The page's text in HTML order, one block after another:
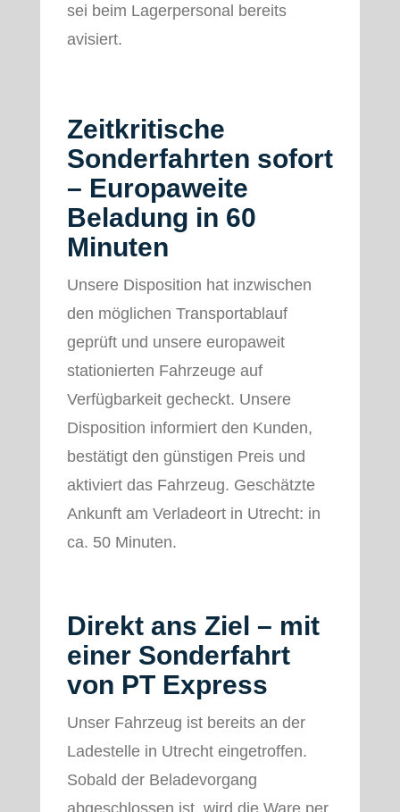
sei beim Lagerpersonal bereits
avisiert.
Zeitkritische
Sonderfahrten sofort
– Europaweite
Beladung in 60
Minuten
Unsere Disposition hat inzwischen
den möglichen Transportablauf
geprüft und unsere europaweit
stationierten Fahrzeuge auf
Verfügbarkeit gecheckt. Unsere
Disposition informiert den Kunden,
bestätigt den günstigen Preis und
aktiviert das Fahrzeug. Geschätzte
Ankunft am Verladeort in Utrecht: in
ca. 50 Minuten.
Direkt ans Ziel – mit
einer Sonderfahrt
von PT Express
Unser Fahrzeug ist bereits an der
Ladestelle in Utrecht eingetroffen.
Sobald der Beladevorgang
abgeschlossen ist, wird die Ware per